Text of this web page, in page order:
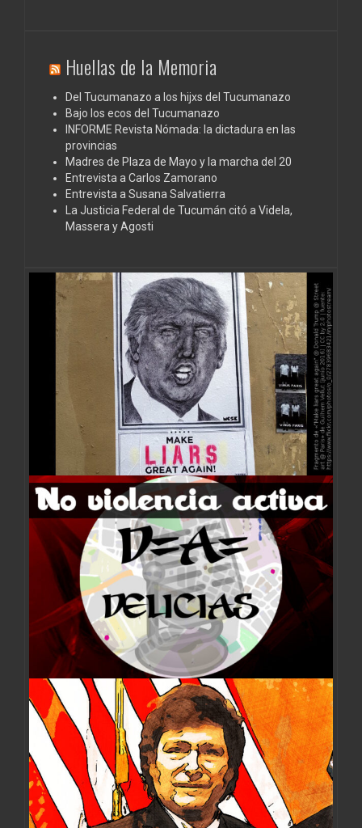
Huellas de la Memoria
Del Tucumanazo a los hijxs del Tucumanazo
Bajo los ecos del Tucumanazo
INFORME Revista Nómada: la dictadura en las
provincias
Madres de Plaza de Mayo y la marcha del 20
Entrevista a Carlos Zamorano
Entrevista a Susana Salvatierra
La Justicia Federal de Tucumán citó a Videla,
Massera y Agosti